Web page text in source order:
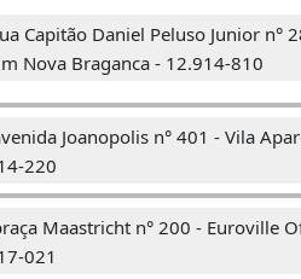
Capitão Daniel Peluso Junior n°
Nova Braganca - 12.914-810
Joanopolis n° 401 - Vila
220
Maastricht n° 200 - Euroville
021